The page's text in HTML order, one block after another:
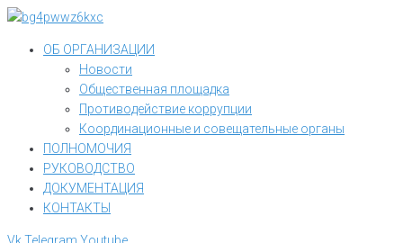
Перейти
контентуОБ ОРГАНИЗАЦИИ
Новости
Общественная площадка
Противодействие коррупции
Координационные и совещательные органы
ПОЛНОМОЧИЯ
РУКОВОДСТВО
ДОКУМЕНТАЦИЯ
КОНТАКТЫ